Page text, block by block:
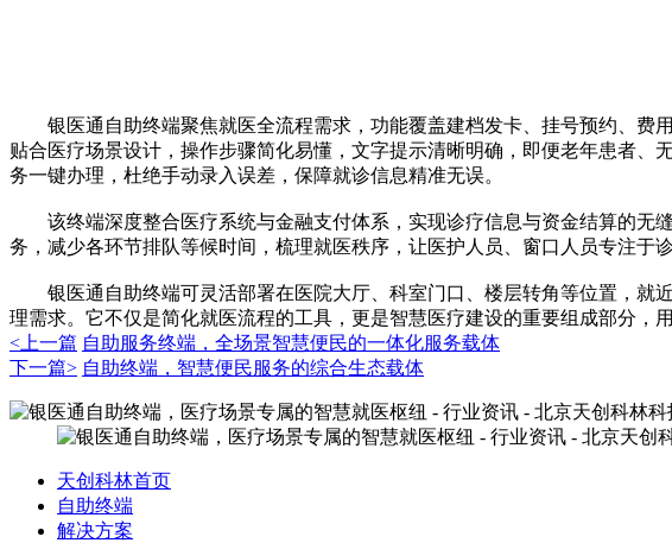
银医通自助终端聚焦就医全流程需求，功能覆盖建档发卡、挂号预约、费
贴合医疗场景设计，操作步骤简化易懂，文字提示清晰明确，即便老年患者
务一键办理，杜绝手动录入误差，保障就诊信息精准无误。
该终端深度整合医疗系统与金融支付体系，实现诊疗信息与资金结算的无
务，减少各环节排队等候时间，梳理就医秩序，让医护人员、窗口人员专注于
银医通自助终端可灵活部署在医院大厅、科室门口、楼层转角等位置，就
理需求。它不仅是简化就医流程的工具，更是智慧医疗建设的重要组成部分，
<上一篇 自助服务终端，全场景智慧便民的一体化服务载体
下一篇> 自助终端，智慧便民服务的综合生态载体
天创科林首页
自助终端
解决方案